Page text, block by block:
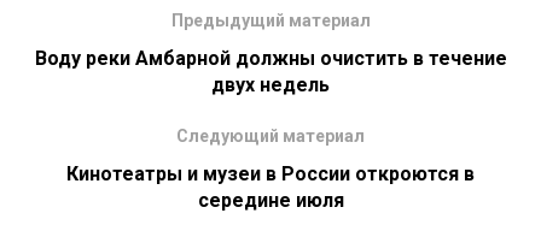
Предыдущий материал
Воду реки Амбарной должны очистить в течение
двух недель
Следующий материал
Кинотеатры и музеи в России откроются в
середине июля